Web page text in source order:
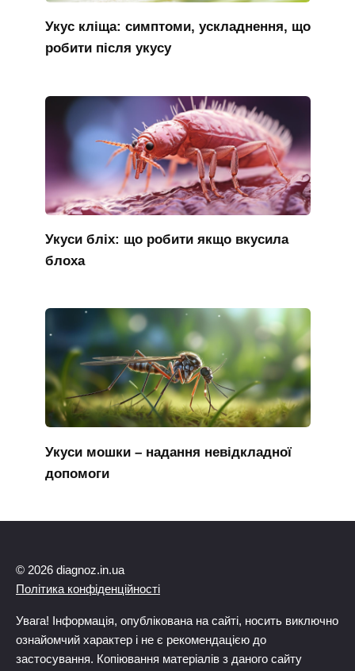
Укус кліща: симптоми, ускладнення, що
робити після укусу
Укуси бліх: що робити якщо вкусила
блоха
Укуси мошки – надання невідкладної
допомоги
© 2026 diagnoz.in.ua
Політика конфіденційності
Увага! Інформація, опублікована на сайті, носить виключно
ознайомчий характер і не є рекомендацією до
застосування. Копіювання матеріалів з даного сайту